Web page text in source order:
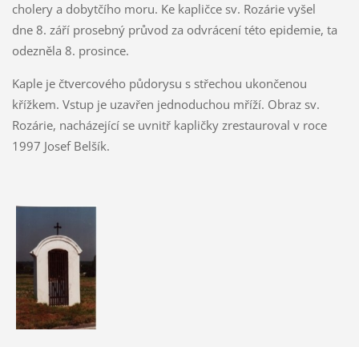
cholery a dobytčího moru. Ke kapličce sv. Rozárie vyšel
dne 8. září prosebný průvod za odvrácení této epidemie, ta
odezněla 8. prosince.
Kaple je čtvercového půdorysu s střechou ukončenou
křížkem. Vstup je uzavřen jednoduchou mříží. Obraz sv.
Rozárie, nacházející se uvnitř kapličky zrestauroval v roce
1997 Josef Belšík.